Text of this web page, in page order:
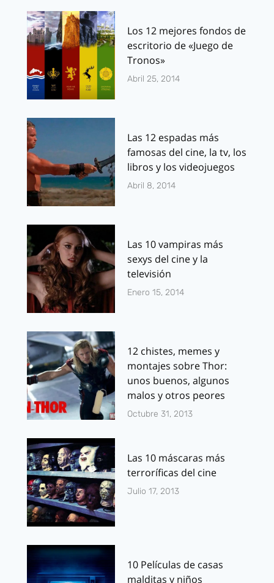
Los 12 mejores fondos de
escritorio de «Juego de
Tronos»
Abril 25, 2014
Las 12 espadas más
famosas del cine, la tv, los
libros y los videojuegos
Abril 8, 2014
Las 10 vampiras más
sexys del cine y la
televisión
Enero 15, 2014
12 chistes, memes y
montajes sobre Thor:
unos buenos, algunos
malos y otros peores
Octubre 31, 2013
Las 10 máscaras más
terroríficas del cine
Julio 17, 2013
10 Películas de casas
malditas y niños